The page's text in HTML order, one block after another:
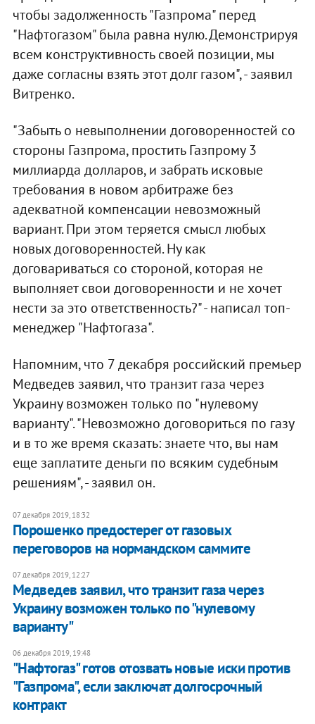
чтобы задолженность "Газпрома" перед
"Нафтогазом" была равна нулю. Демонстрируя
всем конструктивность своей позиции, мы
даже согласны взять этот долг газом", - заявил
Витренко.
"Забыть о невыполнении договоренностей со
стороны Газпрома, простить Газпрому 3
миллиарда долларов, и забрать исковые
требования в новом арбитраже без
адекватной компенсации невозможный
вариант. При этом теряется смысл любых
новых договоренностей. Ну как
договариваться со стороной, которая не
выполняет свои договоренности и не хочет
нести за это ответственность?" - написал топ-
менеджер "Нафтогаза".
Напомним, что 7 декабря российский премьер
Медведев заявил, что транзит газа через
Украину возможен только по "нулевому
варианту". "Невозможно договориться по газу
и в то же время сказать: знаете что, вы нам
еще заплатите деньги по всяким судебным
решениям", - заявил он.
07 декабря 2019, 18:32
​Порошенко предостерег от газовых
переговоров на нормандском саммите
07 декабря 2019, 12:27
Медведев заявил, что транзит газа через
Украину возможен только по "нулевому
варианту"
06 декабря 2019, 19:48
"Нафтогаз" готов отозвать новые иски против
"Газпрома", если заключат долгосрочный
контракт